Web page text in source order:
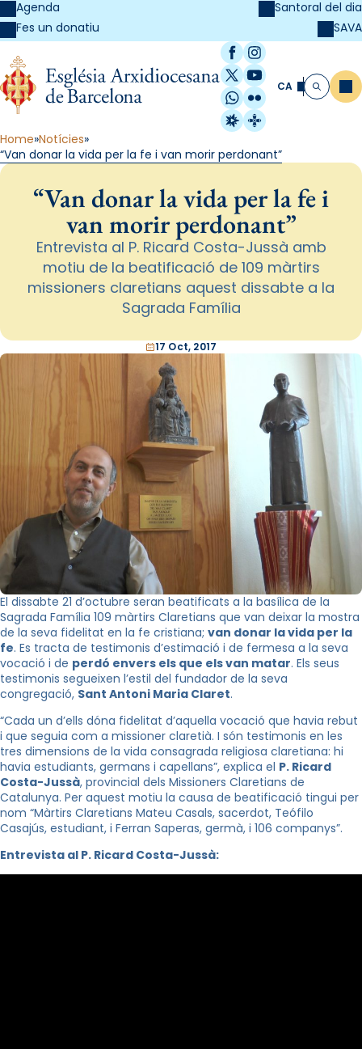
Agenda
Fes un donatiu
Santoral del dia
SAVA
Facebook
Instagram
X / Twitter
YouTube
WhatsApp
Flickr
Radio Estel
Catalunya
CA Cerca
Home Notícies
“Van donar la vida per la fe i van morir perdonant”
“Van donar la vida per la fe i
van morir perdonant”
Entrevista al P. Ricard Costa-Jussà amb
motiu de la beatificació de 109 màrtirs
missioners claretians aquest dissabte a la
Sagrada Família
17 Oct, 2017
El dissabte 21 d’octubre seran beatificats a la basílica de la
Sagrada Família 109 màrtirs Claretians que van deixar la mostra
de la seva fidelitat en la fe cristiana; van donar la vida per la
fe. Es tracta de testimonis d’estimació i de fermesa a la seva
vocació i de perdó envers els que els van matar. Els seus
testimonis segueixen l’estil del fundador de la seva
congregació, Sant Antoni Maria Claret.
“Cada un d’ells dóna fidelitat d’aquella vocació que havia rebut
i que seguia com a missioner claretià. I són testimonis en les
tres dimensions de la vida consagrada religiosa claretiana: hi
havia estudiants, germans i capellans”, explica el P. Ricard
Costa-Jussà, provincial dels Missioners Claretians de
Catalunya. Per aquest motiu la causa de beatificació tingui per
nom “Màrtirs Claretians Mateu Casals, sacerdot, Teófilo
Casajús, estudiant, i Ferran Saperas, germà, i 106 companys”.
Entrevista al P. Ricard Costa-Jussà: